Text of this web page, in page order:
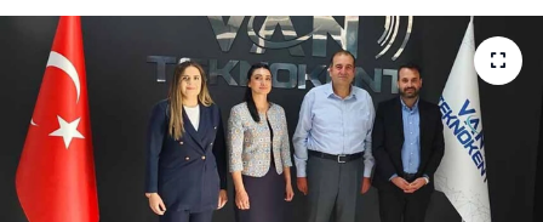
Dernekler, Odalar
Diğer
DÜNYA
Haber Arşivi